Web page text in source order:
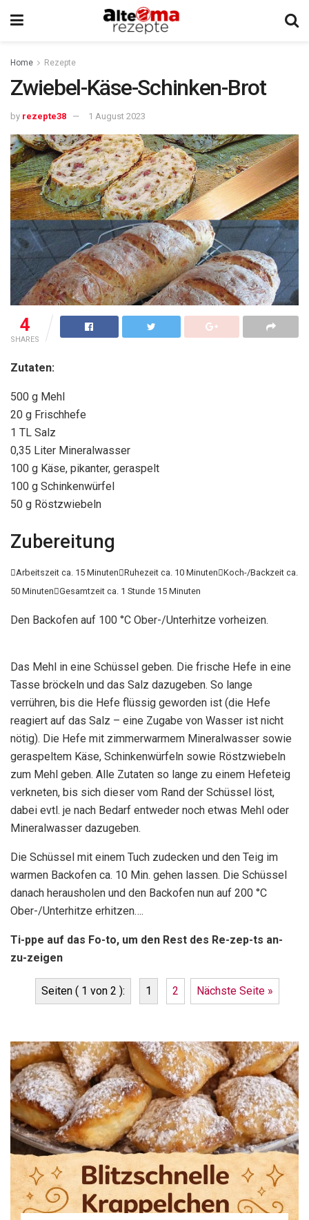
Home Rezepte
Zwiebel-Käse-Schinken-Brot
by rezepte38 1 August 2023
4
SHARES
Zutaten:
500 g Mehl
20 g Frischhefe
1 TL Salz
0,35 Liter Mineralwasser
100 g Käse, pikanter, geraspelt
100 g Schinkenwürfel
50 g Röstzwiebeln
Zubereitung
Arbeitszeit ca. 15 MinutenRuhezeit ca. 10 MinutenKoch-/Backzeit ca.
50 MinutenGesamtzeit ca. 1 Stunde 15 Minuten
Den Backofen auf 100 °C Ober-/Unterhitze vorheizen.
Das Mehl in eine Schüssel geben. Die frische Hefe in eine
Tasse bröckeln und das Salz dazugeben. So lange
verrühren, bis die Hefe flüssig geworden ist (die Hefe
reagiert auf das Salz – eine Zugabe von Wasser ist nicht
nötig). Die Hefe mit zimmerwarmem Mineralwasser sowie
geraspeltem Käse, Schinkenwürfeln sowie Röstzwiebeln
zum Mehl geben. Alle Zutaten so lange zu einem Hefeteig
verkneten, bis sich dieser vom Rand der Schüssel löst,
dabei evtl. je nach Bedarf entweder noch etwas Mehl oder
Mineralwasser dazugeben.
Die Schüssel mit einem Tuch zudecken und den Teig im
warmen Backofen ca. 10 Min. gehen lassen. Die Schüssel
danach herausholen und den Backofen nun auf 200 °C
Ober-/Unterhitze erhitzen….
Ti-ppe auf das Fo-to, um den Rest des Re-zep-ts an-
zu-zeigen
Seiten ( 1 von 2 ): 1 2 Nächste Seite »